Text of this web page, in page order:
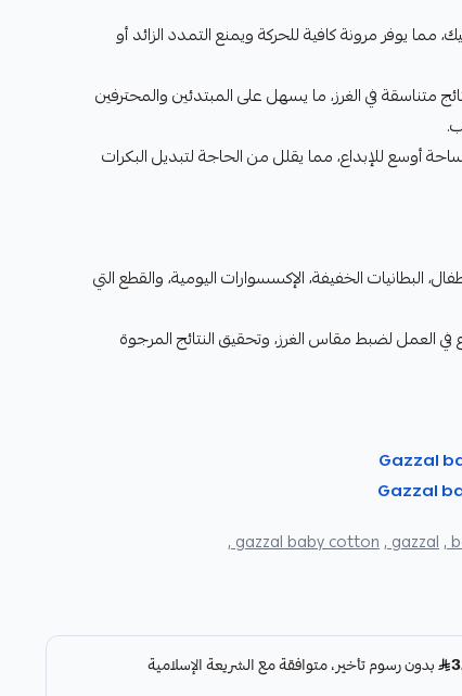
مما يوفر مرونة كافية للحركة ويمنع التمدد الزائد أو
متناسقة في الغرز، ما يسهل على المبتدئين والمحترفين
متر لكل بكرة مساحة أوسع للإبداع، مما يقلل من الحاجة لتبديل البكرات
البطانيات الخفيفة، الإكسسوارات اليومية، والقطع التي
العمل لضبط مقاس الغرز، وتحقيق النتائج المرجوة
gazzal ,
gazzal baby cotton ,